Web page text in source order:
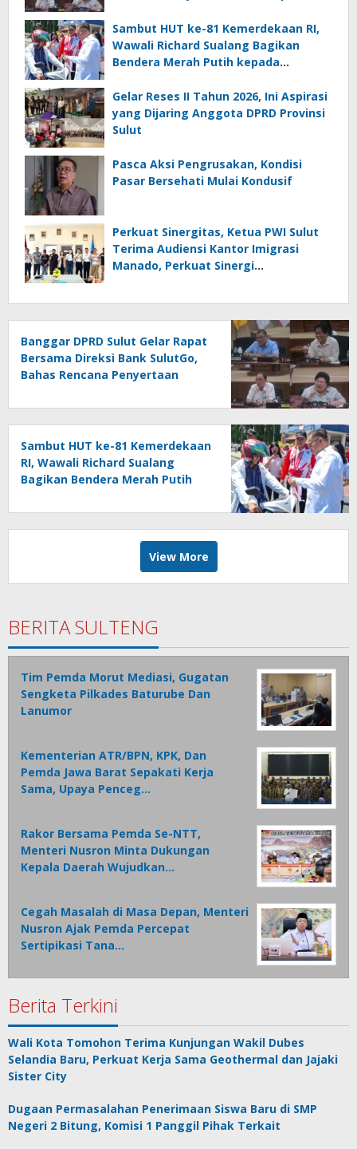
Sambut HUT ke-81 Kemerdekaan RI,
Wawali Richard Sualang Bagikan
Bendera Merah Putih kepada
Gelar Reses II Tahun 2026, Ini Aspirasi
yang Dijaring Anggota DPRD Provinsi
Sulut
Pasca Aksi Pengrusakan, Kondisi
Pasar Bersehati Mulai Kondusif
Perkuat Sinergitas, Ketua PWI Sulut
Terima Audiensi Kantor Imigrasi
Manado, Perkuat Sinergi
Banggar DPRD Sulut Gelar Rapat
Bersama Direksi Bank SulutGo,
Bahas Rencana Penyertaan
PPAS 2027
Sambut HUT ke-81 Kemerdekaan
RI, Wawali Richard Sualang
Bagikan Bendera Merah Putih
View More
BERITA SULTENG
Tim Pemda Morut Mediasi, Gugatan
Sengketa Pilkades Baturube Dan
Lanumor
Kementerian ATR/BPN, KPK, Dan
Pemda Jawa Barat Sepakati Kerja
Sama, Upaya Penceg…
Rakor Bersama Pemda Se-NTT,
Menteri Nusron Minta Dukungan
Kepala Daerah Wujudkan…
Cegah Masalah di Masa Depan, Menteri
Nusron Ajak Pemda Percepat
Sertipikasi Tana…
Berita Terkini
Wali Kota Tomohon Terima Kunjungan Wakil Dubes
Selandia Baru, Perkuat Kerja Sama Geothermal dan Jajaki
Sister City
Dugaan Permasalahan Penerimaan Siswa Baru di SMP
Negeri 2 Bitung, Komisi 1 Panggil Pihak Terkait